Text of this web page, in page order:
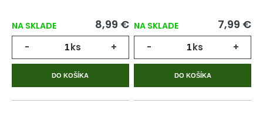
NA SKLADE 8,99 €
- ks +
DO KOŠÍKA
NA SKLADE 7,99 €
- ks +
DO KOŠÍKA